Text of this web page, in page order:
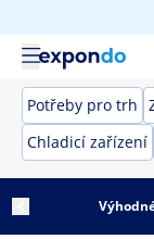
Potřeby pro trh
Chladicí zařízení